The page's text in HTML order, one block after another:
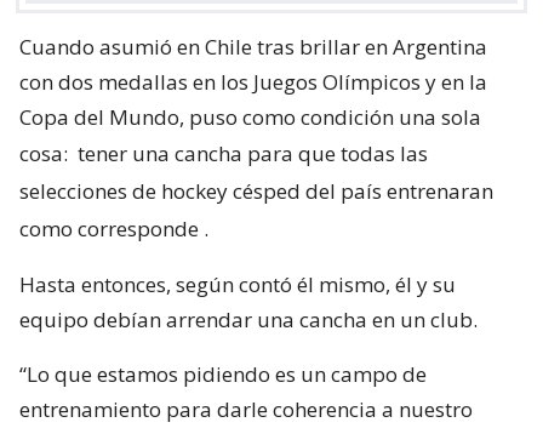
Cuando asumió en Chile tras brillar en Argentina
con dos medallas en los Juegos Olímpicos y en la
Copa del Mundo, puso como condición una sola
cosa: tener una cancha para que todas las
selecciones de hockey césped del país entrenaran
como corresponde .
Hasta entonces, según contó él mismo, él y su
equipo debían arrendar una cancha en un club.
“Lo que estamos pidiendo es un campo de
entrenamiento para darle coherencia a nuestro